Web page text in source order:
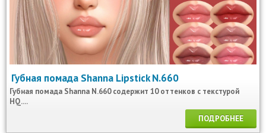
Губная помада Shanna Lipstick N.660
Губная помада Shanna N.660 содержит 10 оттенков с текстурой
HQ....
ПОДРОБНЕЕ